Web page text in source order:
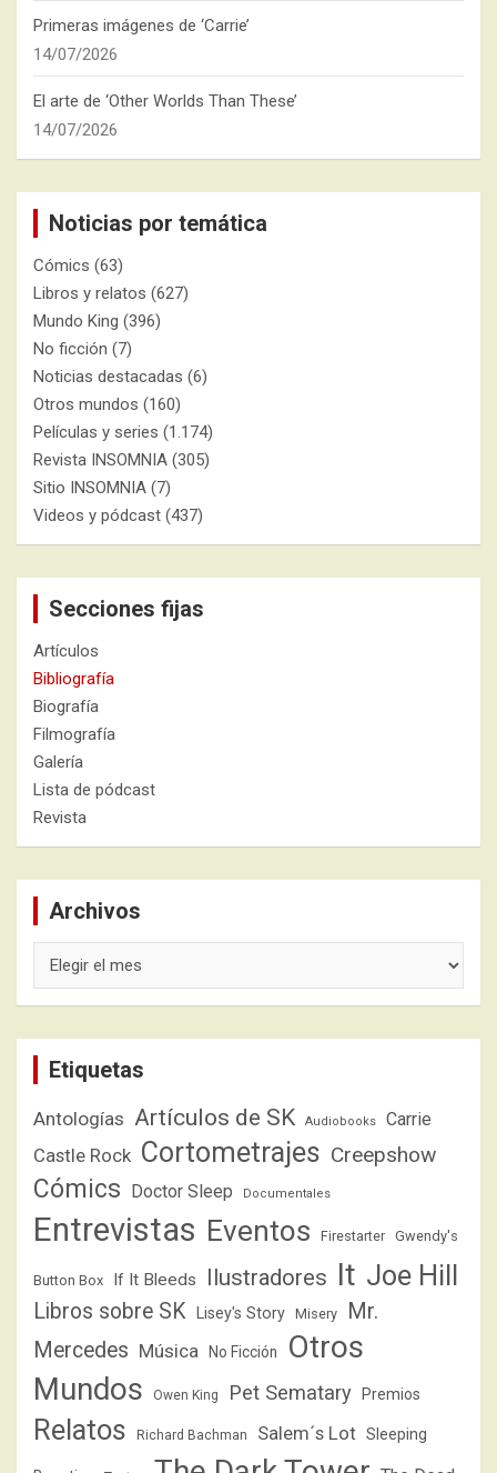
Primeras imágenes de ‘Carrie’
14/07/2026
El arte de ‘Other Worlds Than These’
14/07/2026
Noticias por temática
Cómics (63)
Libros y relatos (627)
Mundo King (396)
No ficción (7)
Noticias destacadas (6)
Otros mundos (160)
Películas y series (1.174)
Revista INSOMNIA (305)
Sitio INSOMNIA (7)
Videos y pódcast (437)
Secciones fijas
Artículos
Bibliografía
Biografía
Filmografía
Galería
Lista de pódcast
Revista
Archivos
Etiquetas
Antologías Artículos de SK Audiobooks Carrie
Castle Rock Cortometrajes Creepshow
Cómics Doctor Sleep Documentales
Entrevistas Eventos Firestarter Gwendy's
Button Box If It Bleeds Ilustradores It Joe Hill
Libros sobre SK Lisey's Story Misery
Mr.
Mercedes Música No Ficción
Otros
Mundos
Owen King Pet Sematary Premios
Relatos Richard Bachman Salem´s Lot Sleeping